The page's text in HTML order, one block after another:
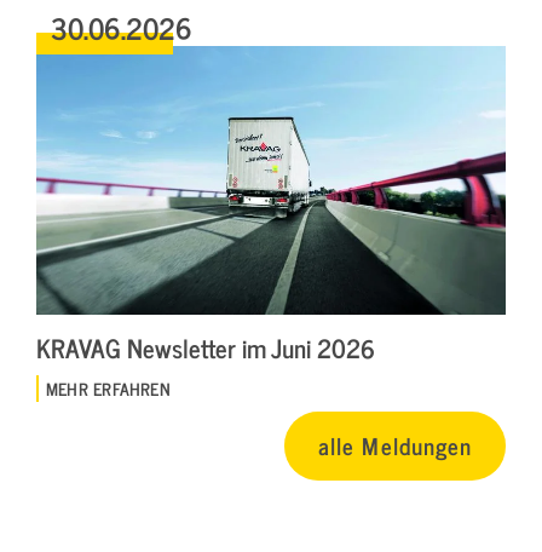
30.06.2026
KRAVAG Newsletter im Juni 2026
MEHR ERFAHREN
alle Meldungen